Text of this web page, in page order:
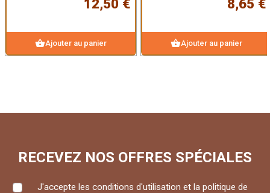
12,50 €
shopping_basketAjouter au panier
8,65 €
shopping_basketAjouter au panier
RECEVEZ NOS OFFRES SPÉCIALES
J'accepte les conditions d'utilisation et la politique de